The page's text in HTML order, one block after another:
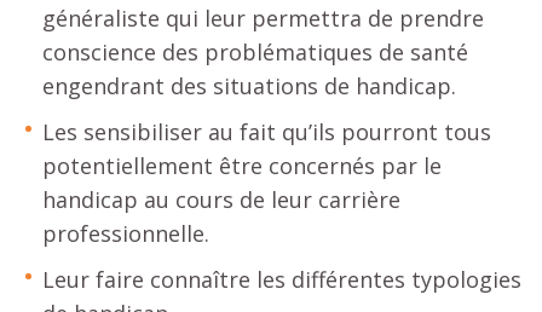
généraliste qui leur permettra de prendre
conscience des problématiques de santé
engendrant des situations de handicap.
Les sensibiliser au fait qu’ils pourront tous
potentiellement être concernés par le
handicap au cours de leur carrière
professionnelle.
Leur faire connaître les différentes typologies